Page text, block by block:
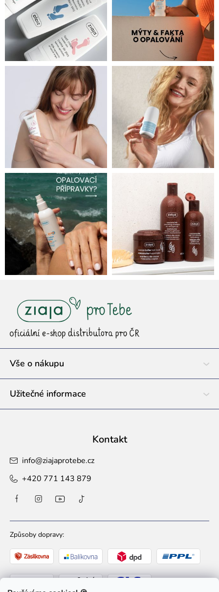
t
Vše o nákupu
Užitečné informace
Kontakt
info@ziajaprotebe.cz
+420 771 143 879
Způsoby dopravy: